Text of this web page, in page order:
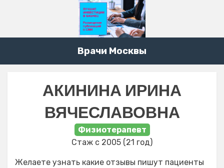
Врачи Москвы
АКИНИНА ИРИНА
ВЯЧЕСЛАВОВНА
Физиотерапевт
Стаж с 2005 (21 год)
Желаете узнать какие отзывы пишут пациенты